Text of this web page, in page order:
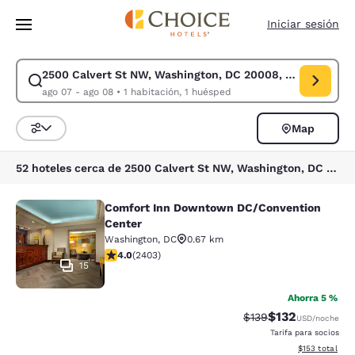
Pasar A Contenido Principal
Iniciar sesión
2500 Calvert St NW, Washington, DC 20008, EE. UU.
ago 07 - ago 08• 1 habitación, 1 huésped
Modificar la búsqueda de 2500 Calvert St NW, Washington, DC
Ordenar y filtrar
Map
52 hoteles cerca de 2500 Calvert St NW, Washington, DC 20008, EE. UU.
Comfort Inn Downtown DC/
15
Comfort Inn Downtown DC/Convention
Center
Washington, DC
0.67 km
calificación de 3.97 estrellas. Bueno. 2403 reseñas
4.0(2403)
Ahorra 5 %
Precio tachado:
$139Precio con
$132USD/noche
Tarifa para socios
Ver detalles
$153 total